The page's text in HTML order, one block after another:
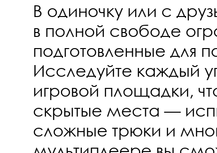
В одиночку или с
в полной свободе
подготовленные для
Исследуйте каждый
игровой площадки,
скрытые места —
сложные трюки и